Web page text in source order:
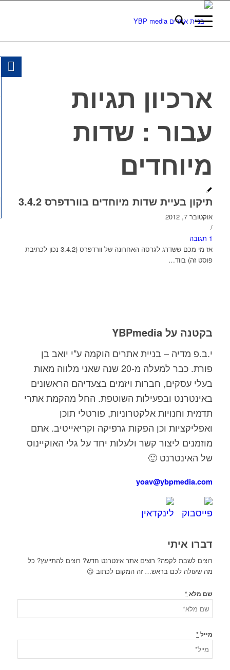
ארכיון תגיות
עבור : שדות
מיוחדים
תיקון בעיית שדות מיוחדים בוורדפרס 3.4.2
אוקטובר 7, 2012
/
1 תגובה
אז מי מכם ששדרג לגרסה האחרונה של וורדפרס (3.4.2 נכון לכתיבת
פוסט זה) בווד…
בקטנה על YBPmedia
י.ב.פ מדיה – בניית אתרים הוקמה ע"י יואב בן
פורת. כבר למעלה מ-20 שנה שאני מלווה מאות
בעלי עסקים, חברות ויזמים בצעדיהם הראשונים
באינטרנט ובפעילות השוטפת. החל מהקמת אתרי
תדמית וחנויות אלקטרוניות, פורטלי תוכן
ואפליקציות וכן הפקות גרפיקה וקריאייטיב. אתם
מוזמנים ליצור קשר ולעלות יחד על גלי האוקיינוס
של האינטרנט 🙂
yoav@ybpmedia.com
דברו איתי
רוצים לשבת לקפה? רוצים אתר אינטרנט חדש? רוצים להתייעץ? כל
מה שעולה לכם בראש… זה המקום לכתוב 😉
שם מלא *
מייל *